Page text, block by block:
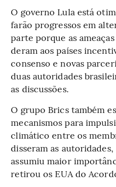
O governo Lula está
farão progressos em
parte porque as
deram aos países
consenso e novas
duas autoridades
as discussões.
O grupo Brics também
mecanismos para
climático entre os
disseram as
assumiu maior
retirou os EUA do